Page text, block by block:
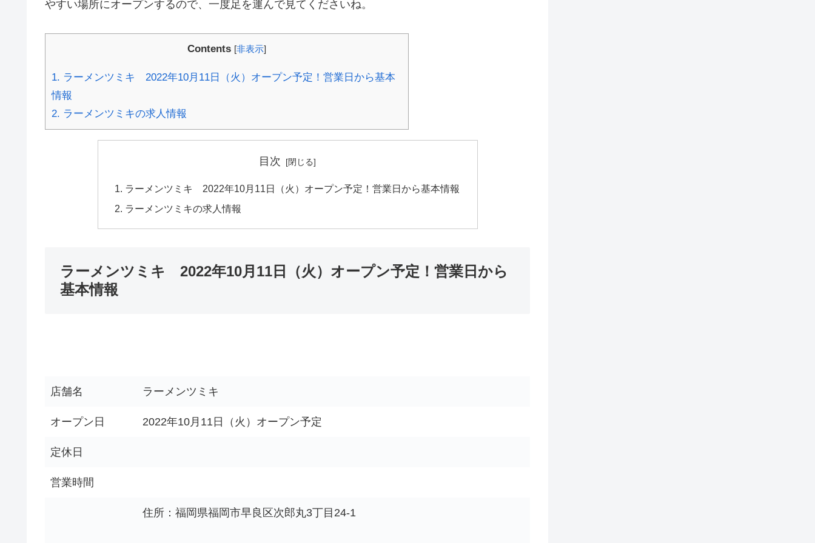
やすい場所にオープンするので、一度足を運んで見てくださいね。
Contents [非表示]
1. ラーメンツミキ 2022年10月11日（火）オープン予定！営業日から基本
情報
2. ラーメンツミキの求人情報
目次
ラーメンツミキ 2022年10月11日（火）オープン予定！営業日から基本情報
ラーメンツミキの求人情報
ラーメンツミキ 2022年10月11日（火）オープン予定！営業日から
基本情報
店舗名 ラーメンツミキ
オープン日 2022年10月11日（火）オープン予定
定休日
営業時間
住所：福岡県福岡市早良区次郎丸3丁目24-1